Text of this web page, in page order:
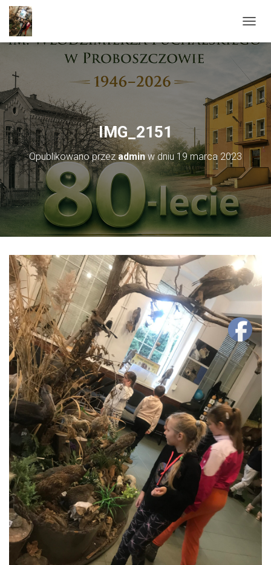
IMG_2151
Opublikowano przezadminw dniu19 marca 2023